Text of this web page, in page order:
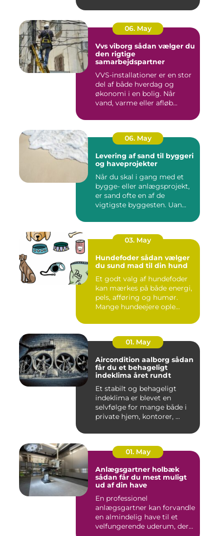
06. May
Vvs viborg sådan vælger du
den rigtige
samarbejdspartner
VVS-installationer er en stor
del af både hverdag og
økonomi i en bolig. Når
vand, varme eller afløb...
06. May
Levering af sand til byggeri
og haveprojekter
Når du skal i gang med et
bygge- eller anlægsprojekt,
er sand ofte en af de
vigtigste byggesten. Uan...
03. May
Hundefoder sådan vælger
du sund mad til din hund
Et godt valg af hundefoder
kan mærkes på både energi,
pels, afføring og humør.
Mange hundeejere ople...
01. May
Aircondition aalborg sådan
får du et behageligt
indeklima året rundt
Et stabilt og behageligt
indeklima er blevet en
selvfølge for mange både i
private hjem, kontorer, ...
01. May
Anlægsgartner holbæk
sådan får du mest muligt
ud af din have
En professionel
anlægsgartner kan forvandle
en almindelig have til et
velfungerende uderum, der